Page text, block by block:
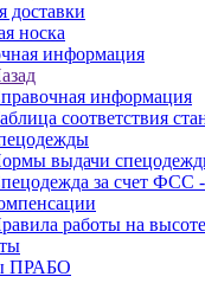
доставки
носка
информация
информация
соответствия
выдачи
за счет ФСС
работы на высоте
ПРАБО